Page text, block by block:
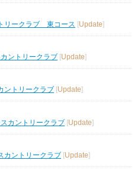
リークラブ 東コース [Update]
ントリークラブ [Update]
ントリークラブ
Update
カントリークラブ [Update]
カントリークラブ
Update